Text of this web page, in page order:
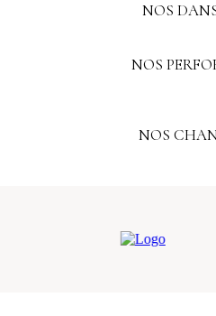
NOS
NOS
NOS